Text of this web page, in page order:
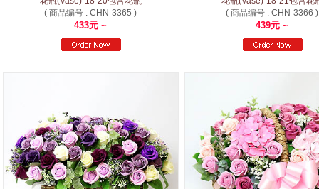
( 商品编号 : CHN-3365 )
433元 ~
( 商品编号 : CHN-3366 )
439元 ~